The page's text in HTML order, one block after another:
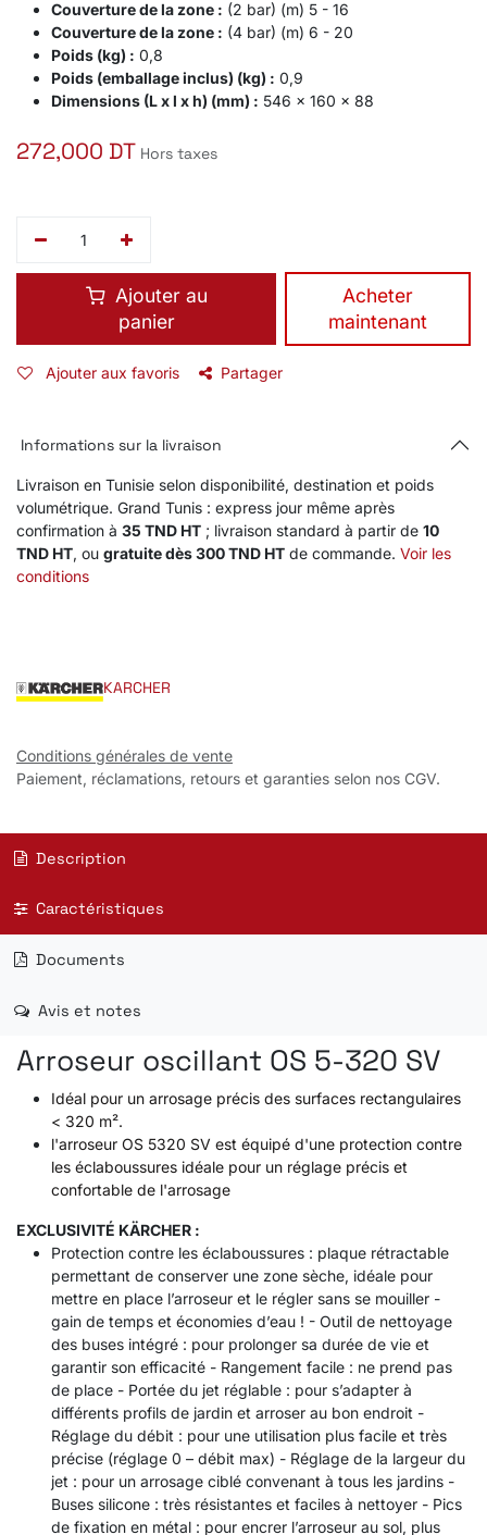
Couverture de la zone : (2 bar) (m) 5 - 16
Couverture de la zone : (4 bar) (m) 6 - 20
Poids (kg) : 0,8
Poids (emballage inclus) (kg) : 0,9
Dimensions (L x l x h) (mm) : 546 x 160 x 88
272,000 DT Hors taxes
Ajouter au
panier
​Acheter
maintenant
Ajouter aux favoris Partager
Informations sur la livraison
Livraison en Tunisie selon disponibilité, destination et poids
volumétrique. Grand Tunis : express jour même après
confirmation à 35 TND HT ; livraison standard à partir de 10
TND HT, ou gratuite dès 300 TND HT de commande. Voir les
conditions
KARCHER
Conditions générales de vente
Paiement, réclamations, retours et garanties selon nos CGV.
Description
Caractéristiques
Documents
Avis et notes
Arroseur oscillant OS 5-320 SV
Idéal pour un arrosage précis des surfaces rectangulaires
< 320 m².
l'arroseur OS 5320 SV est équipé d'une protection contre
les éclaboussures idéale pour un réglage précis et
confortable de l'arrosage
EXCLUSIVITÉ KÄRCHER :
Protection contre les éclaboussures : plaque rétractable
permettant de conserver une zone sèche, idéale pour
mettre en place l’arroseur et le régler sans se mouiller -
gain de temps et économies d’eau ! - Outil de nettoyage
des buses intégré : pour prolonger sa durée de vie et
garantir son efficacité - Rangement facile : ne prend pas
de place - Portée du jet réglable : pour s’adapter à
différents profils de jardin et arroser au bon endroit -
Réglage du débit : pour une utilisation plus facile et très
précise (réglage 0 – débit max) - Réglage de la largeur du
jet : pour un arrosage ciblé convenant à tous les jardins -
Buses silicone : très résistantes et faciles à nettoyer - Pics
de fixation en métal : pour encrer l’arroseur au sol, plus